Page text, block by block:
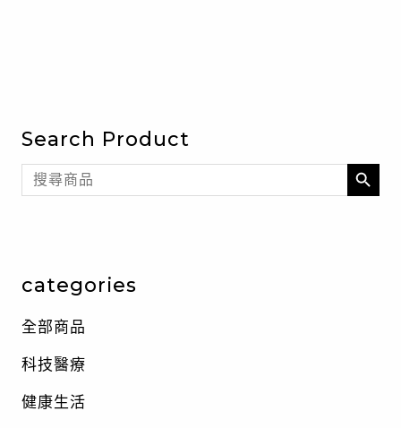
Search Product
Search
for:
SEARCH
categories
全部商品
科技醫療
健康生活